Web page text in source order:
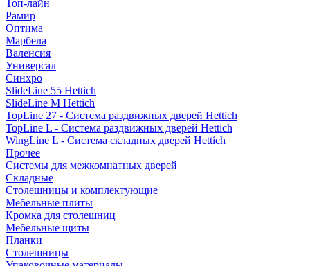
Топ-лайн
Рамир
Оптима
Марбела
Валенсия
Универсал
Синхро
SlideLine 55 Hettich
SlideLine M Hettich
TopLine 27 - Система раздвижных дверей Hettich
TopLine L - Система раздвижных дверей Hettich
WingLine L - Система складных дверей Hettich
Прочее
Системы для межкомнатных дверей
Складные
Столешницы и комплектующие
Мебельные плиты
Кромка для столешниц
Мебельные щиты
Планки
Столешницы